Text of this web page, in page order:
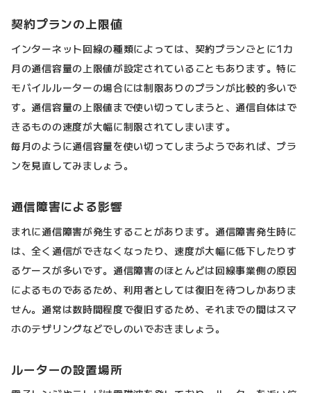
契約プランの上限値
インターネット回線の種類によっては、契約プランごとに1カ
月の通信容量の上限値が設定されていることもあります。特に
モバイルルーターの場合には制限ありのプランが比較的多いで
す。通信容量の上限値まで使い切ってしまうと、通信自体はで
きるものの速度が大幅に制限されてしまいます。
毎月のように通信容量を使い切ってしまうようであれば、プラ
ンを見直してみましょう。
通信障害による影響
まれに通信障害が発生することがあります。通信障害発生時に
は、全く通信ができなくなったり、速度が大幅に低下したりす
るケースが多いです。通信障害のほとんどは回線事業側の原因
によるものであるため、利用者としては復旧を待つしかありま
せん。通常は数時間程度で復旧するため、それまでの間はスマ
ホのテザリングなどでしのいでおきましょう。
ルーターの設置場所